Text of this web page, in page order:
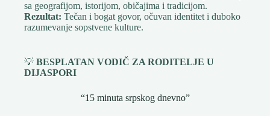
sa geografijom, istorijom, običajima i tradicijom.
Rezultat: Tečan i bogat govor, očuvan identitet i duboko
razumevanje sopstvene kulture.
💡 BESPLATAN VODIČ ZA RODITELJE U
DIJASPORI
“15 minuta srpskog dnevno”